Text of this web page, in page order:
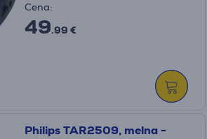
Cena:
49.99 €
Philips TAR2509, melna -